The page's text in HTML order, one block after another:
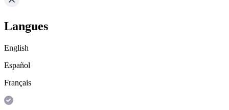
Langues
English
Español
Français